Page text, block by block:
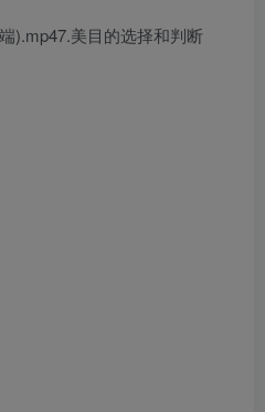
).mp47.美目的选择和判断